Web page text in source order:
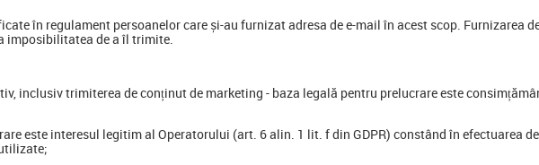
în regulament persoanelor care și-au furnizat adresa de e-mail în acest scop. Furnizarea
imposibilitatea de a îl trimite.
inclusiv trimiterea de conținut de marketing - baza legală pentru prelucrare este
este interesul legitim al Operatorului (art. 6 alin. 1 lit. f din GDPR) constând în efectuarea